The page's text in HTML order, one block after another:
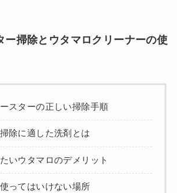
ー掃除とウタマロクリーナーの使
スターの正しい掃除手順
除に適した洗剤とは
いウタマロのデメリット
ってはいけない場所